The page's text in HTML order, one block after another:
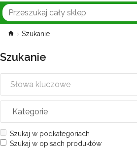
Szukanie
Szukanie
Szukaj w podkategoriach
Szukaj w opisach produktów